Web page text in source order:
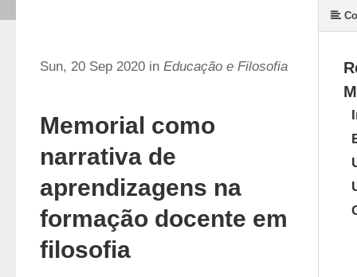
Sun, 20 Sep 2020 in Educação e Filosofia
Memorial como
narrativa de
aprendizagens na
formação docente em
filosofia